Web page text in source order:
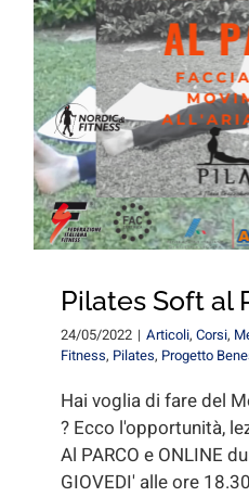
Pilates Soft al
24/05/2022 | Articoli, Corsi,
Fitness, Pilates, Progetto
Hai voglia di fare del
? Ecco l'opportunità,
Al PARCO e ONLINE
GIOVEDI' alle ore